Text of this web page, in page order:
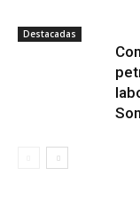
Destacadas